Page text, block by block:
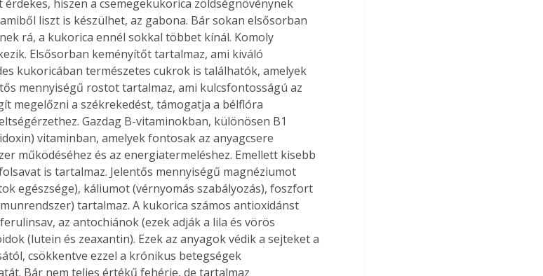
hiszen a csemegekukorica zöldségnövénynek
liszt is készülhet, az gabona. Bár sokan elsősorban
rá, a kukorica ennél sokkal többet kínál. Komoly
Elsősorban keményítőt tartalmaz, ami kiváló
kukoricában természetes cukrok is találhatók, amelyek
mennyiségű rostot tartalmaz, ami kulcsfontosságú az
megelőzni a székrekedést, támogatja a bélflóra
Gazdag B-vitaminokban, különösen B1
vitaminban, amelyek fontosak az anyagcsere
működéséhez és az energiatermeléshez. Emellett kisebb
is tartalmaz. Jelentős mennyiségű magnéziumot
egészsége), káliumot (vérnyomás szabályozás), foszfort
tartalmaz. A kukorica számos antioxidánst
az antochiánok (ezek adják a lila és vörös
(lutein és zeaxantin). Ezek az anyagok védik a sejteket a
csökkentve ezzel a krónikus betegségek
Bár nem teljes értékű fehérje, de tartalmaz